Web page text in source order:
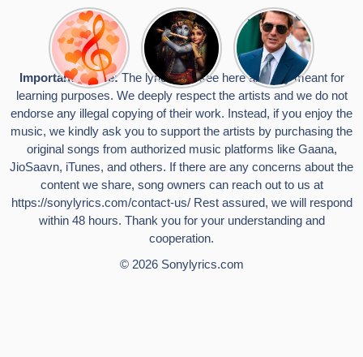
Top 10
Romantic
Hindi
Songs
Lyrics That
Touch the
Heart
Radha
Krishna
Songs to
Celebrate
Janmashtami
टॉम क्रूज ने
फिर उठाया जान
का खतरा, प्लेन
से लटककर
किया स्टंट,
वायरल हुईं
तस्वीरें
Important Notice:The lyrics you see here are only meant for
learning purposes. We deeply respect the artists and we do not
endorse any illegal copying of their work. Instead, if you enjoy the
music, we kindly ask you to support the artists by purchasing the
original songs from authorized music platforms like Gaana,
JioSaavn, iTunes, and others. If there are any concerns about the
content we share, song owners can reach out to us at
https://sonylyrics.com/contact-us/Rest assured, we will respond
within 48 hours. Thank you for your understanding and
cooperation.
© 2026 Sonylyrics.com